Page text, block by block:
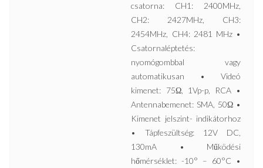
csatorna: CH1: 2400MHz,
CH2: 2427MHz, CH3:
2454MHz, CH4: 2481 MHz •
Csatornaléptetés:
nyomógombbal vagy
automatikusan • Videó
kimenet: 75Ω, 1Vp-p, RCA •
Antennabemenet: SMA, 50Ω •
Kimenet jelszint- indikátorhoz
• Tápfeszültség: 12V DC,
130mA • Működési
hőmérséklet: -10° – 60°C •